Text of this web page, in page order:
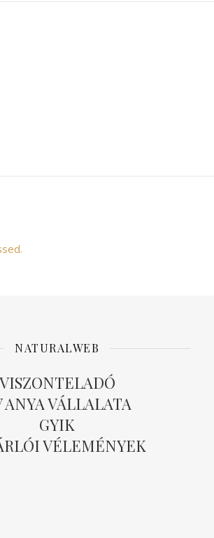
NATURALWEB
VISZONTELADÓ
ANYA VÁLLALATA
GYIK
VÉLEMÉNYEK